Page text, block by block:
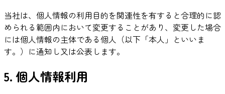
当社は、個人情報の利用目的を関連性を有すると合理的に認
められる範囲内において変更することがあり、変更した場合
には個人情報の主体である個人（以下「本人」といいま
す。）に通知し又は公表します。
5. 個人情報利用